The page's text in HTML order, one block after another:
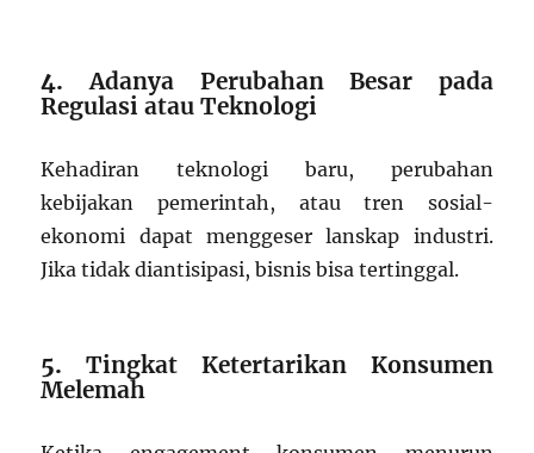
4.Adanya Perubahan Besar pada
Regulasi atau Teknologi
Kehadiran teknologi baru, perubahan
kebijakan pemerintah, atau tren sosial-
ekonomi dapat menggeser lanskap industri.
Jika tidak diantisipasi, bisnis bisa tertinggal.
5.Tingkat Ketertarikan Konsumen
Melemah